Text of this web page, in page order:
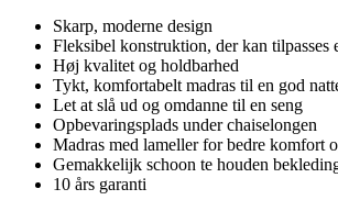
Skarp, moderne design
Fleksibel konstruktion, der kan tilpasses
Høj kvalitet og holdbarhed
Tykt, komfortabelt madras til en god
Let at slå ud og omdanne til en seng
Opbevaringsplads under chaiselongen
Madras med lameller for bedre komfort
Gemakkelijk schoon te houden
10 års garanti